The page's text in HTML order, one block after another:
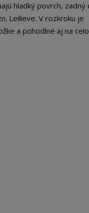
hladký povrch, zadný
Leilieve. V rozkroku je
a pohodlné aj na